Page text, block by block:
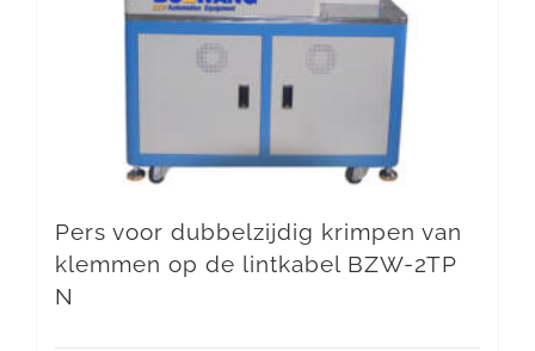
Pers voor dubbelzijdig krimpen van
klemmen op de lintkabel BZW-2TP
N